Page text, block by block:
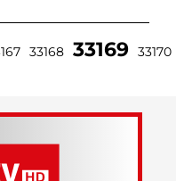
33168 33169 33170